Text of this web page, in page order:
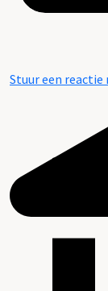
Stuur een